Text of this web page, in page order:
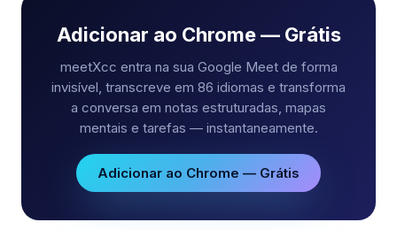
Adicionar ao Chrome — Grátis
meetXcc entra na sua Google Meet de forma
invisível, transcreve em 86 idiomas e transforma
a conversa em notas estruturadas, mapas
mentais e tarefas — instantaneamente.
Adicionar ao Chrome — Grátis